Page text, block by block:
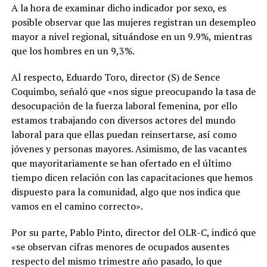
A la hora de examinar dicho indicador por sexo, es
posible observar que las mujeres registran un desempleo
mayor a nivel regional, situándose en un 9.9%, mientras
que los hombres en un 9,3%.
Al respecto, Eduardo Toro, director (S) de Sence
Coquimbo, señaló que «nos sigue preocupando la tasa de
desocupación de la fuerza laboral femenina, por ello
estamos trabajando con diversos actores del mundo
laboral para que ellas puedan reinsertarse, así como
jóvenes y personas mayores. Asimismo, de las vacantes
que mayoritariamente se han ofertado en el último
tiempo dicen relación con las capacitaciones que hemos
dispuesto para la comunidad, algo que nos indica que
vamos en el camino correcto».
Por su parte, Pablo Pinto, director del OLR-C, indicó que
«se observan cifras menores de ocupados ausentes
respecto del mismo trimestre año pasado, lo que